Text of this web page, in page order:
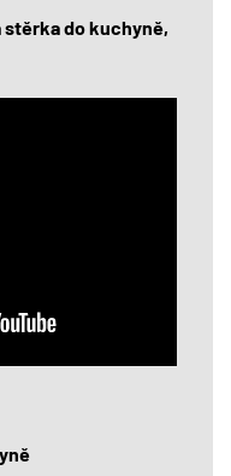
do kuchyně,